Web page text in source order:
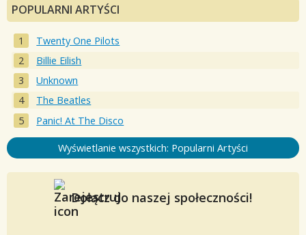
POPULARNI ARTYŚCI
Twenty One Pilots
Billie Eilish
Unknown
The Beatles
Panic! At The Disco
Wyświetlanie wszystkich: Popularni Artyści
Dołącz do naszej społeczności!